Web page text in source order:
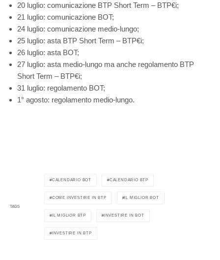
20 luglio: comunicazione BTP Short Term – BTP€i;
21 luglio: comunicazione BOT;
24 luglio: comunicazione medio-lungo;
25 luglio: asta BTP Short Term – BTP€i;
26 luglio: asta BOT;
27 luglio: asta medio-lungo ma anche regolamento BTP
Short Term – BTP€i;
31 luglio: regolamento BOT;
1° agosto: regolamento medio-lungo.
TAGS
CALENDARIO BOT CALENDARIO BTP
COME INVESTIRE IN BTP IL MIGLIOR BOT
IL MIGLIOR BTP INVESTIRE IN BOT
INVESTIRE IN BTP